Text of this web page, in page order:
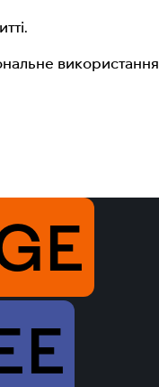
використання